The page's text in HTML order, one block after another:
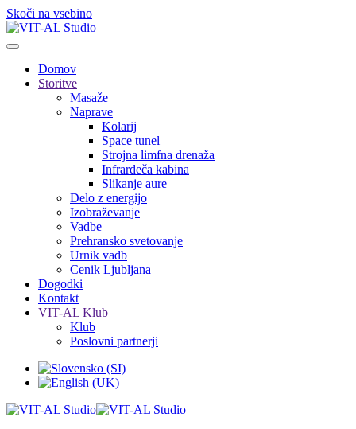
Skoči na vsebino
Domov
Storitve
Masaže
Naprave
Kolarij
Space tunel
Strojna limfna drenaža
Infrardeča kabina
Slikanje aure
Delo z energijo
Izobraževanje
Vadbe
Prehransko svetovanje
Urnik vadb
Cenik Ljubljana
Dogodki
Kontakt
VIT-AL Klub
Klub
Poslovni partnerji